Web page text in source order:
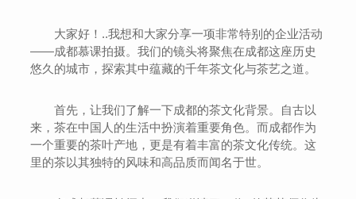
大家好！..我想和大家分享一项非常特别的企业活动
——成都慕课拍摄。我们的镜头将聚焦在成都这座历史
悠久的城市，探索其中蕴藏的千年茶文化与茶艺之道。
首先，让我们了解一下成都的茶文化背景。自古以
来，茶在中国人的生活中扮演着重要角色。而成都作为
一个重要的茶叶产地，更是有着丰富的茶文化传统。这
里的茶以其独特的风味和高品质而闻名于世。